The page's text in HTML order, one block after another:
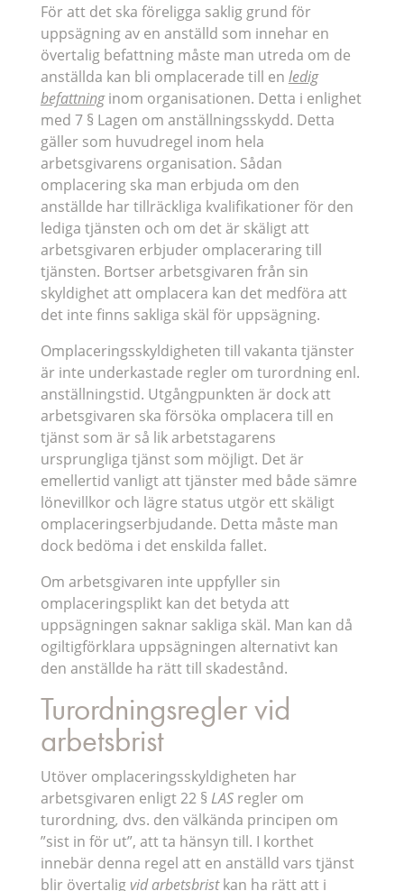
För att det ska föreligga saklig grund för
uppsägning av en anställd som innehar en
övertalig befattning måste man utreda om de
anställda kan bli omplacerade till en ledig
befattninginom organisationen. Detta i enlighet
med 7 § Lagen om anställningsskydd. Detta
gäller som huvudregel inom hela
arbetsgivarens organisation. Sådan
omplacering ska man erbjuda om den
anställde har tillräckliga kvalifikationer för den
lediga tjänsten och om det är skäligt att
arbetsgivaren erbjuder omplaceraring till
tjänsten. Bortser arbetsgivaren från sin
skyldighet att omplacera kan det medföra att
det inte finns sakliga skäl för uppsägning.
Omplaceringsskyldigheten till vakanta tjänster
är inte underkastade regler om turordning enl.
anställningstid. Utgångpunkten är dock att
arbetsgivaren ska försöka omplacera till en
tjänst som är så lik arbetstagarens
ursprungliga tjänst som möjligt. Det är
emellertid vanligt att tjänster med både sämre
lönevillkor och lägre status utgör ett skäligt
omplaceringserbjudande. Detta måste man
dock bedöma i det enskilda fallet.
Om arbetsgivaren inte uppfyller sin
omplaceringsplikt kan det betyda att
uppsägningen saknar sakliga skäl. Man kan då
ogiltigförklara uppsägningen alternativt kan
den anställde ha rätt till skadestånd.
Turordningsregler vid
arbetsbrist
Utöver omplaceringsskyldigheten har
arbetsgivaren enligt 22 § LASregler om
turordning, dvs. den välkända principen om
”sist in för ut”, att ta hänsyn till. I korthet
innebär denna regel att en anställd vars tjänst
blir övertalig vid arbetsbristkan ha rätt att i